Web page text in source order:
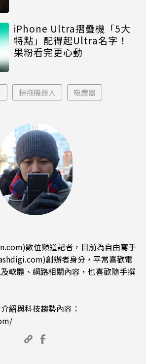
iPhone Ultra摺疊機「5大
特點」配得起Ultra名字！
果粉看完更心動
掃拖機器人 吸塵器
數位頻道記者，目前為自由寫手
創辦者身分，平常喜歡電
軟體、網路相關內容，也喜歡隨手撰
紹與科技趨勢內容：